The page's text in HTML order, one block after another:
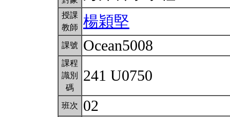
授課
教師
楊穎堅
課號 Ocean5008
課程
識別
碼
241 U0750
班次 02